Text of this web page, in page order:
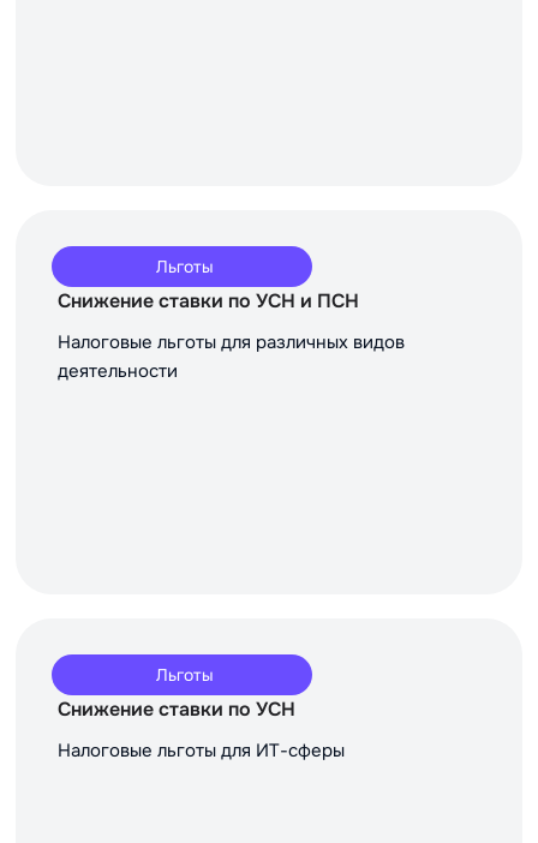
Льготы
Снижение ставки по УСН и ПСН
Налоговые льготы для различных видов
деятельности
Льготы
Снижение ставки по УСН
Налоговые льготы для ИТ-сферы